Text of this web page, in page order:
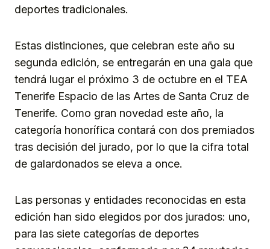
deportes tradicionales.
Estas distinciones, que celebran este año su
segunda edición, se entregarán en una gala que
tendrá lugar el próximo 3 de octubre en el TEA
Tenerife Espacio de las Artes de Santa Cruz de
Tenerife. Como gran novedad este año, la
categoría honorífica contará con dos premiados
tras decisión del jurado, por lo que la cifra total
de galardonados se eleva a once.
Las personas y entidades reconocidas en esta
edición han sido elegidos por dos jurados: uno,
para las siete categorías de deportes